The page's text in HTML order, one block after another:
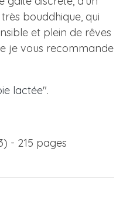
bouddhique, qui
et plein de rêves
je vous recommande
lactée".
- 215 pages